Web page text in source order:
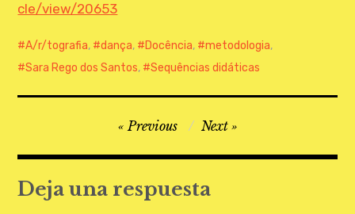
cle/view/20653
A/r/tografia, dança, Docência, metodologia,
Sara Rego dos Santos, Sequências didáticas
Navegación
de
entradas
Previous Next
Deja una respuesta